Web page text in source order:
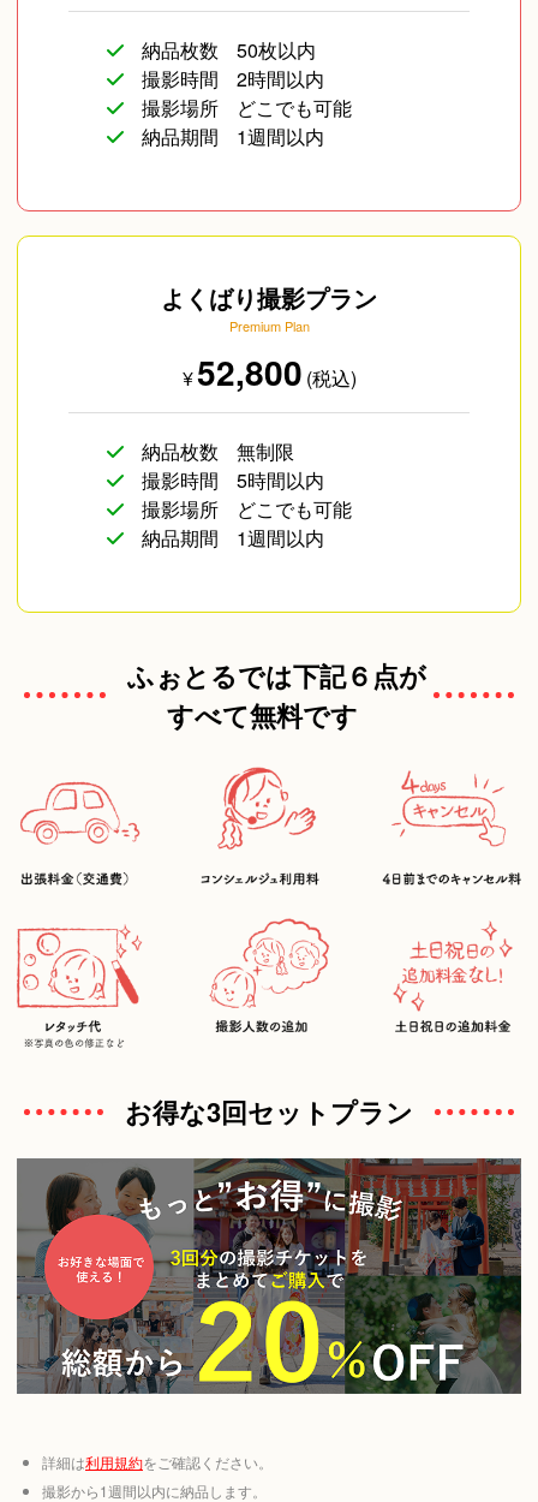
納品枚数
50枚以内
撮影時間
2時間以内
撮影場所
どこでも可能
納品期間
1週間以内
よくばり撮影プラン
Premium Plan
¥52,800 (税込)
納品枚数
無制限
撮影時間
5時間以内
撮影場所
どこでも可能
納品期間
1週間以内
ふぉとるでは下記６点が
すべて無料です
お得な3回セットプラン
詳細は利用規約をご確認ください。
撮影から1週間以内に納品します。